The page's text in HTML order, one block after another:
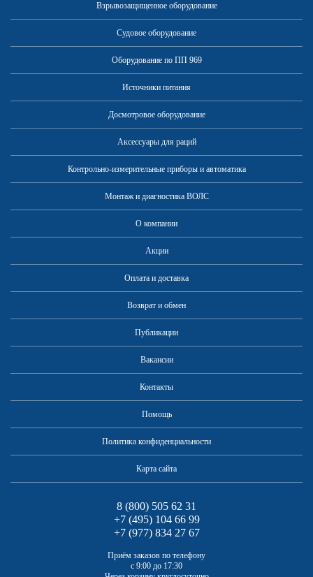
Взрывозащищенное оборудование
Судовое оборудование
Оборудование по ПП 969
Источники питания
Досмотровое оборудование
Аксессуары для раций
Контрольно-измерительные приборы и автоматика
Монтаж и диагностика ВОЛС
О компании
Акции
Оплата и доставка
Возврат и обмен
Публикации
Вакансии
Контакты
Помощь
Политика конфиденциальности
Карта сайта
8 (800) 505 62 31
+7 (495) 104 66 99
+7 (977) 834 27 67
Приём заказов по телефону
с 9:00 до 17:30